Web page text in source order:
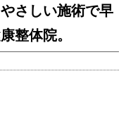
さしい施術で早
整体院。